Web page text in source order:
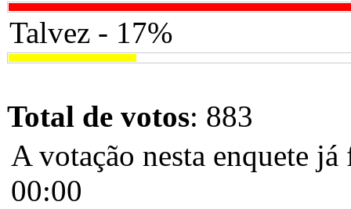
Talvez - 17%
Total de votos: 883
A votação nesta enquete
00:00